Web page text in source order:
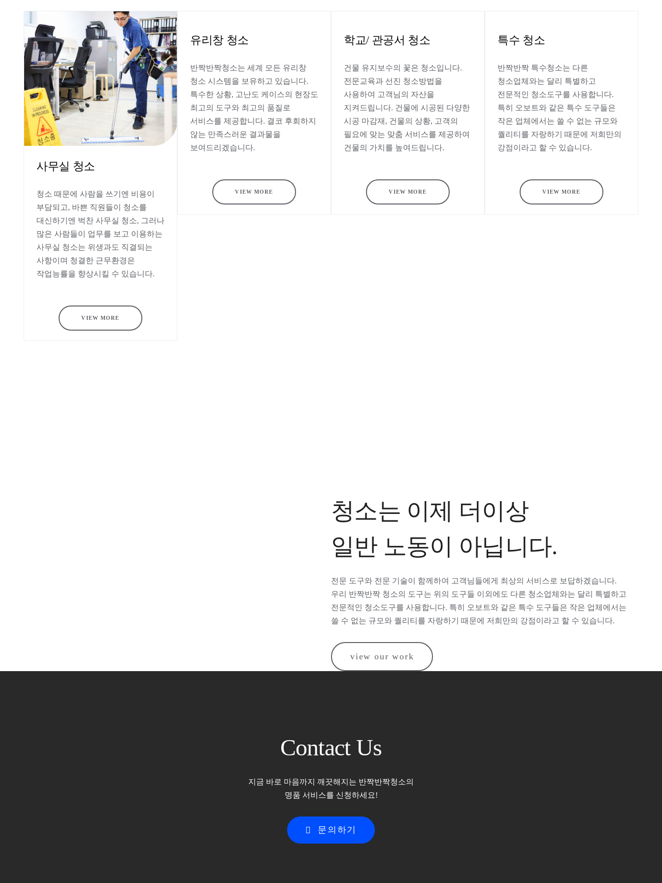
사무실 청소
청소 때문에 사람을 쓰기엔 비용이
부담되고, 바쁜 직원들이 청소를
대신하기엔 벅찬 사무실 청소, 그러나
많은 사람들이 업무를 보고 이용하는
사무실 청소는 위생과도 직결되는
사항이며 청결한 근무환경은
작업능률을 향상시킬 수 있습니다.
VIEW MORE
유리창 청소
반짝반짝청소는 세계 모든 유리창
청소 시스템을 보유하고 있습니다.
특수한 상황, 고난도 케이스의 현장도
최고의 도구와 최고의 품질로
서비스를 제공합니다. 결코 후회하지
않는 만족스러운 결과물을
보여드리겠습니다.
VIEW MORE
학교/ 관공서 청소
건물 유지보수의 꽃은 청소입니다.
전문교육과 선진 청소방법을
사용하여 고객님의 자산을
지켜드립니다. 건물에 시공된 다양한
시공 마감재, 건물의 상황, 고객의
필요에 맞는 맞춤 서비스를 제공하여
건물의 가치를 높여드립니다.
VIEW MORE
특수 청소
반짝반짝 특수청소는 다른
청소업체와는 달리 특별하고
전문적인 청소도구를 사용합니다.
특히 오보트와 같은 특수 도구들은
작은 업체에서는 쓸 수 없는 규모와
퀄리티를 자랑하기 때문에 저희만의
강점이라고 할 수 있습니다.
VIEW MORE
청소는 이제 더이상
일반 노동이 아닙니다.
전문 도구와 전문 기술이 함께하여 고객님들에게 최상의 서비스로 보답하겠습니다.
우리 반짝반짝 청소의 도구는 위의 도구들 이외에도 다른 청소업체와는 달리 특별하고
전문적인 청소도구를 사용합니다. 특히 오보트와 같은 특수 도구들은 작은 업체에서는
쓸 수 없는 규모와 퀄리티를 자랑하기 때문에 저희만의 강점이라고 할 수 있습니다.
view our work
Contact Us
지금 바로 마음까지 깨끗해지는 반짝반짝청소의
명품 서비스를 신청하세요!
문의하기